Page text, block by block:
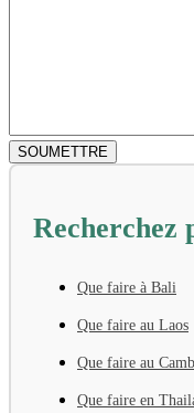
Recherchez
Que faire à Bali
Que faire au Laos
Que faire au
Que faire en